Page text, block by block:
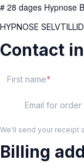
# 28 dages Hypnose
HYPNOSE
Contact
First name
Email for
We'll send your receipt
Billing